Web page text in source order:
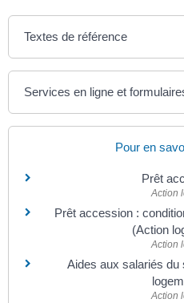
Textes de référence
Services en ligne et
Pour en
Prêt
Action
Prêt accession :
(Action
Action
Aides aux salariés du
Action